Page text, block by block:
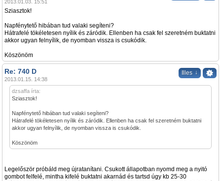
2013.01.03. 15:51
Sziasztok!
Napfénytető hibában tud valaki segíteni?
Hátrafelé tökéletesen nyílik és záródik. Ellenben ha csak fel szeretném buktatni
akkor ugyan felnyílik, de nyomban vissza is csukódik.
Köszönöm
Illes ↓
Re: 740 D
2013.01.15. 14:38
dzsaffa írta:
Sziasztok!
Napfénytető hibában tud valaki segíteni?
Hátrafelé tökéletesen nyílik és záródik. Ellenben ha csak fel szeretném buktatni
akkor ugyan felnyílik, de nyomban vissza is csukódik.
Köszönöm
Legelőször próbáld meg újratanítani. Csukott állapotban nyomd meg a nyitó
gombot felfelé, mintha kifelé buktatni akarnád és tartsd úgy kb 25-30